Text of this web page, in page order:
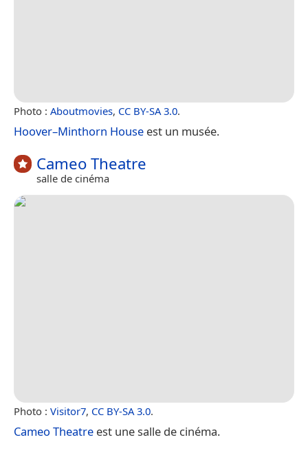
Photo : Aboutmovies, CC BY-SA 3.0.
Hoover–Minthorn House est un musée.
Cameo Theatre
salle de cinéma
Photo : Visitor7, CC BY-SA 3.0.
Cameo Theatre est une salle de cinéma.